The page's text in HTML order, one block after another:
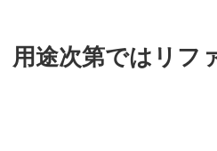
途次第ではリフ